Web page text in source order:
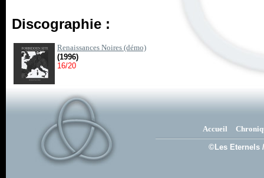
Discographie :
Renaissances Noires (démo)
(1996)
16/20
Accueil
©Les Eternels